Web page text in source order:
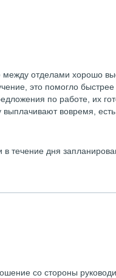
между отделами хорошо
это помогло быстрее
по работе, их
вовремя,
течение дня
со стороны